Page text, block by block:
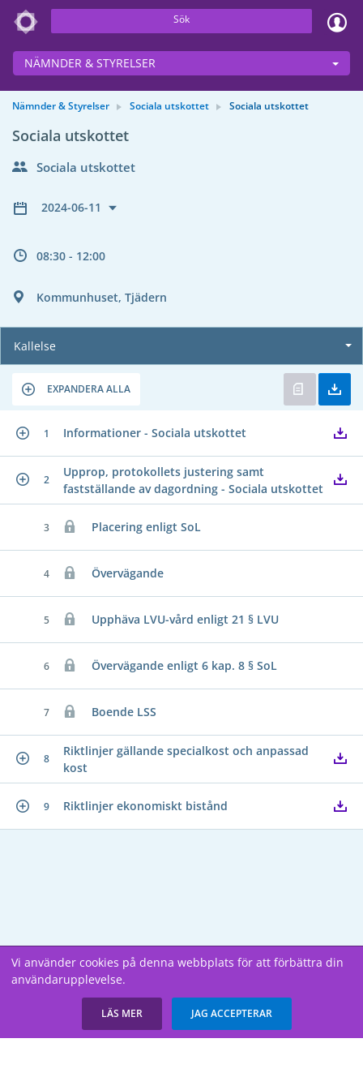
Sök
NÄMNDER & STYRELSER
Nämnder & Styrelser Sociala utskottet Sociala utskottet
Sociala utskottet
Sociala utskottet
2024-06-11
08:30 - 12:00
Kommunhuset, Tjädern
Kallelse
EXPANDERA ALLA
1 Informationer - Sociala utskottet
2
Upprop, protokollets justering samt
fastställande av dagordning - Sociala utskottet
3 Placering enligt SoL
4 Övervägande
5 Upphäva LVU-vård enligt 21 § LVU
6 Övervägande enligt 6 kap. 8 § SoL
7 Boende LSS
8
Riktlinjer gällande specialkost och anpassad
kost
9 Riktlinjer ekonomiskt bistånd
Vi använder cookies på denna webbplats för att förbättra din
användarupplevelse.